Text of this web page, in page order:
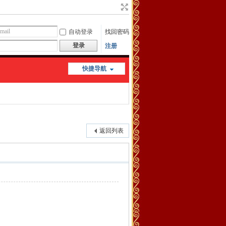
自动登录
找回密码
登录
注册
快捷导航
返回列表